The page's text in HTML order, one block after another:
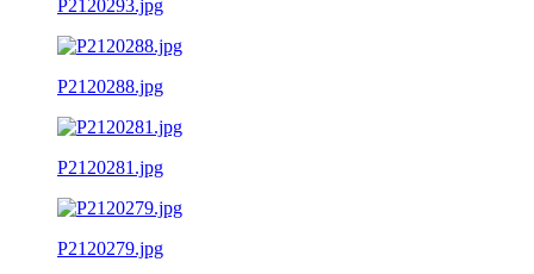
P2120293.jpg
P2120288.jpg
P2120281.jpg
P2120279.jpg